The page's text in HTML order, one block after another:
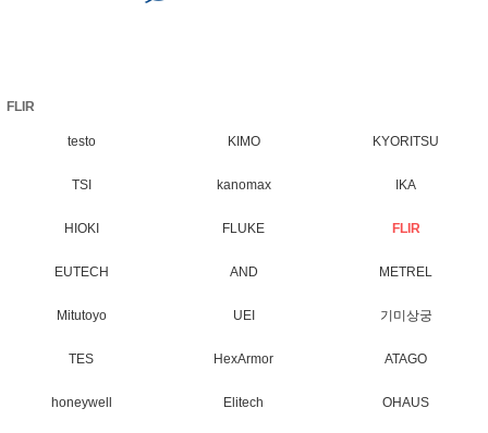
FLIR
testo KIMO KYORITSU
TSI kanomax IKA
HIOKI FLUKE FLIR
EUTECH AND METREL
Mitutoyo UEI 기미상궁
TES HexArmor ATAGO
honeywell Elitech OHAUS